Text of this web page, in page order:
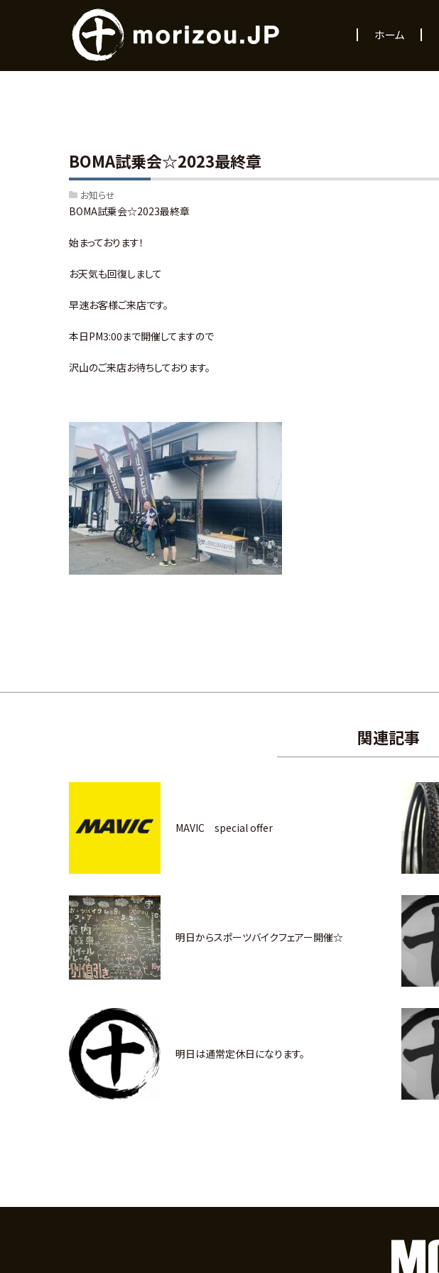
ホーム
BOMA試乗会☆2023最終章
お知らせ
BOMA試乗会☆2023最終章
始まっております！
お天気も回復しまして
早速お客様ご来店です。
本日PM3:00まで開催してますので
沢山のご来店お待ちしております。
関連記事
MAVIC special offer
明日からスポーツバイクフェアー開催☆
明日は通常定休日になります。